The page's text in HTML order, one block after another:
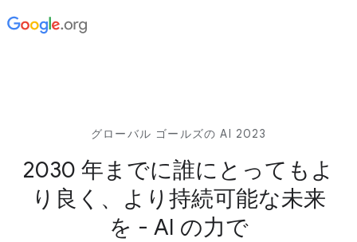
グローバル ゴールズの AI 2023
2030 年までに誰にとってもよ
り良く、より持続可能な未来
を - AI の力で